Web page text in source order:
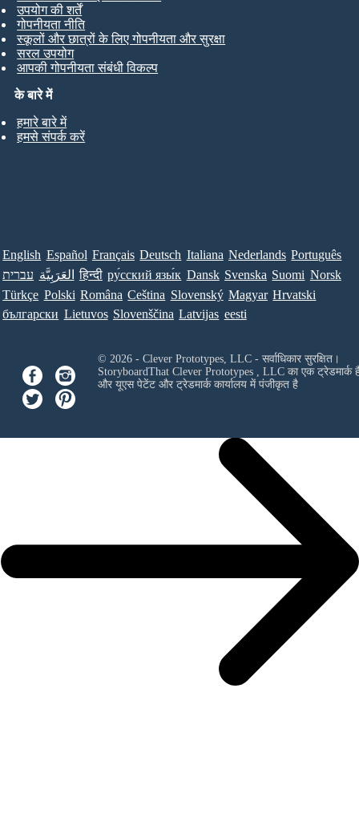
के बारे में
हमारे बारे में
हमसे संपर्क करें
उपयोग की शर्तें
गोपनीयता नीति
स्कूलों और छात्रों के लिए गोपनीयता और सुरक्षा
सरल उपयोग
आपकी गोपनीयता संबंधी विकल्प
English Español Français Deutsch Italiana Nederlands Português
עברית العَرَبِيَّة हिन्दी ру́сский язы́к Dansk Svenska Suomi Norsk
Türkçe Polski Româna Ceština Slovenský Magyar Hrvatski
български Lietuvos Slovenščina Latvijas eesti
© 2026 - Clever Prototypes, LLC - सर्वाधिकार सुरक्षित।
StoryboardThat Clever Prototypes , LLCका एक ट्रेडमार्क
और यूएस पेटेंट और ट्रेडमार्क कार्यालय में पंजीकृत है